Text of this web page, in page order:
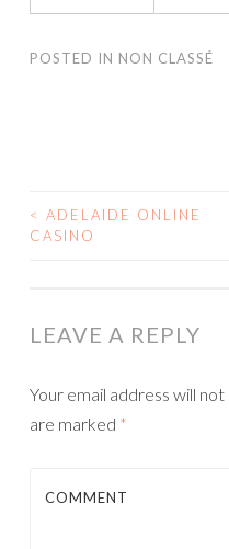
POSTED IN NON CLASSÉ
< ADELAIDE ONLINE
CASINO
LEAVE A REPLY
Your email address will not
are marked *
COMMENT